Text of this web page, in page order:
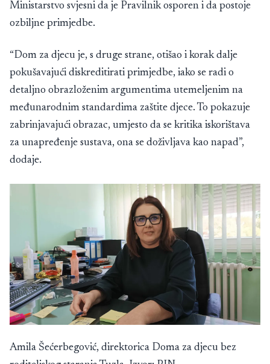
Ministarstvo svjesni da je Pravilnik osporen i da postoje
ozbiljne primjedbe.
“Dom za djecu je, s druge strane, otišao i korak dalje
pokušavajući diskreditirati primjedbe, iako se radi o
detaljno obrazloženim argumentima utemeljenim na
međunarodnim standardima zaštite djece. To pokazuje
zabrinjavajući obrazac, umjesto da se kritika iskorištava
za unapređenje sustava, ona se doživljava kao napad”,
dodaje.
Amila Šećerbegović, direktorica Doma za djecu bez